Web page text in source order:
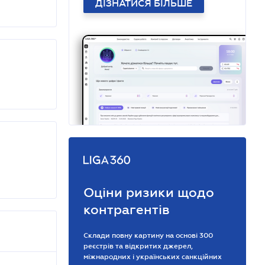
ДІЗНАТИСЯ БІЛЬШЕ
Оціни ризики щодо
контрагентів
Склади повну картину на основі 300
реєстрів та відкритих джерел,
міжнародних і українських санкційних